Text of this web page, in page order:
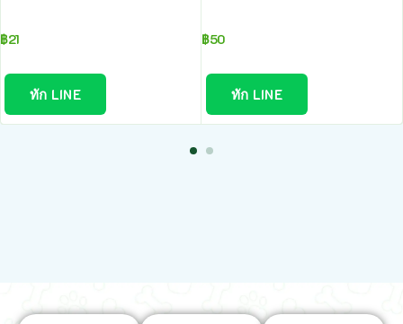
฿21
ทัก LINE
฿50
ทัก LINE